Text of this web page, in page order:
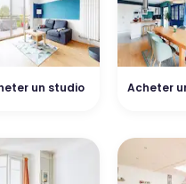
un studio Acheter